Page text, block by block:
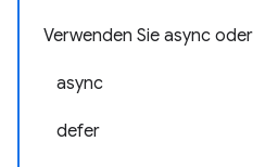
Verwenden Sie async
async
defer